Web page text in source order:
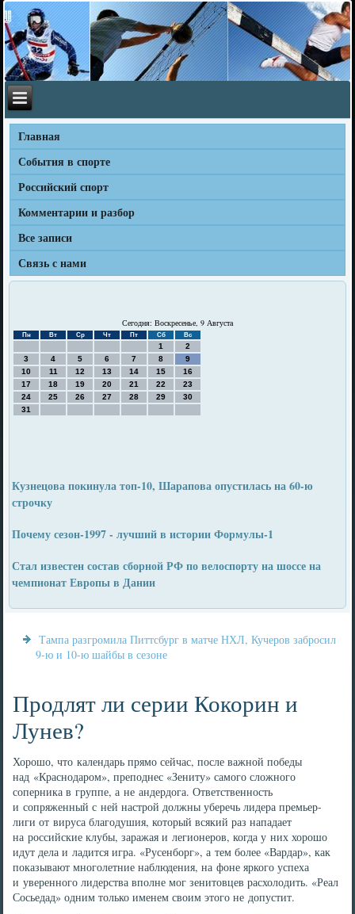
Главная
События в спорте
Российский спорт
Комментарии и разбор
Все записи
Связь с нами
Сегодня: Воскресенье, 9 Августа
Пн Вт Ср Чт Пт Сб Вс
1
2
3
4 5 6 7 8
9
10
11 12 13 14 15
16
17
18 19 20 21 22
23
24
25 26 27 28 29
30
31
Кузнецова покинула топ-10, Шарапова опустилась на 60-ю
строчку
Почему сезон-1997 - лучший в истории Формулы-1
Стал известен состав сборной РФ по велоспорту на шоссе на
чемпионат Европы в Дании
Тампа разгромила Питтсбург в матче НХЛ, Кучеров забросил
9-ю и 10-ю шайбы в сезоне
Продлят ли серии Кокорин и
Лунев?
Хорошо, что календарь прямо сейчас, после важной победы
над «Краснодаром», преподнес «Зениту» самого сложного
соперника в группе, а не андердога. Ответственность
и сопряженный с ней настрой должны уберечь лидера премьер-
лиги от вируса благодушия, который всякий раз нападает
на российские клубы, заражая и легионеров, когда у них хорошо
идут дела и ладится игра. «Русенборг», а тем более «Вардар», как
показывают многолетние наблюдения, на фоне яркого успеха
и уверенного лидерства вполне мог зенитовцев расхолодить. «Реал
Сосьедад» одним только именем своим этого не допустит.